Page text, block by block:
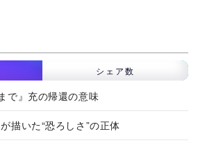
シェア数
で』充の帰還の意味
描いた“恐ろしさ”の正体